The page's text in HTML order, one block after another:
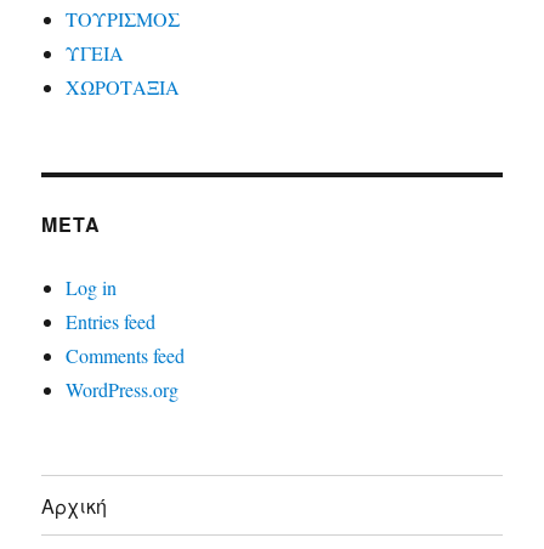
ΤΟΥΡΙΣΜΟΣ
ΥΓΕΙΑ
ΧΩΡΟΤΑΞΙΑ
META
Log in
Entries feed
Comments feed
WordPress.org
Αρχική